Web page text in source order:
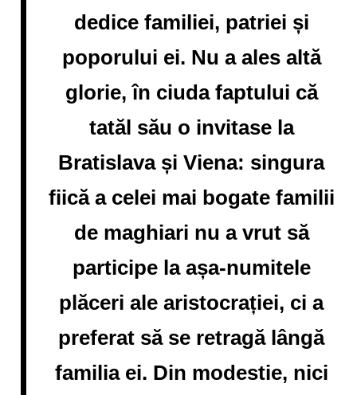
dedice familiei, patriei și
poporului ei. Nu a ales altă
glorie, în ciuda faptului că
tatăl său o invitase la
Bratislava și Viena: singura
fiică a celei mai bogate familii
de maghiari nu a vrut să
participe la așa-numitele
plăceri ale aristocrației, ci a
preferat să se retragă lângă
familia ei. Din modestie, nici